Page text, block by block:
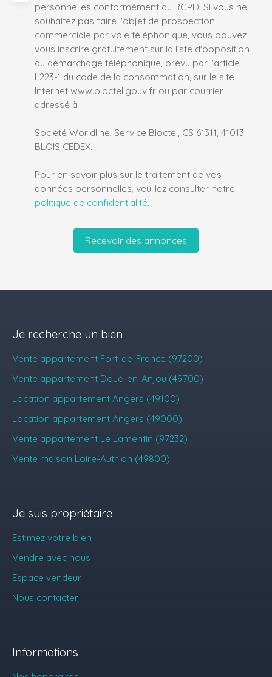
personnelles conformément au RGPD. Si vous ne
souhaitez pas faire l'objet de prospection
commerciale par voie téléphonique, vous pouvez
vous inscrire gratuitement sur la liste d'opposition
au démarchage téléphonique, prévu par l'article
L223-1 du code de la consommation, sur le site
Internet www.bloctel.gouv.fr ou par courrier
adressé à :
Société Worldline, Service Bloctel, CS 61311, 41013
BLOIS CEDEX.
Pour en savoir plus sur le traitement de vos
données personnelles, veuillez consulter notre
politique de confidentialité.
Recevoir des annonces
Je recherche un bien
Vente appartement Fort-de-France (97200)
Vente appartement Doué-en-Anjou (49700)
Location appartement Angers (49100)
Location appartement Angers (49000)
Vente appartement Le Lamentin (97232)
Vente maison Loire-Authion (49800)
Je suis propriétaire
Estimez votre bien
Vendre avec nous
Espace vendeur
Nous contacter
Informations